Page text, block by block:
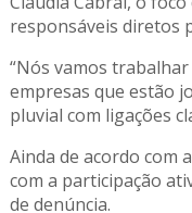
responsáveis diretos
“Nós vamos
empresas que estão
pluvial com ligações
Ainda de acordo com
com a participação
de denúncia.